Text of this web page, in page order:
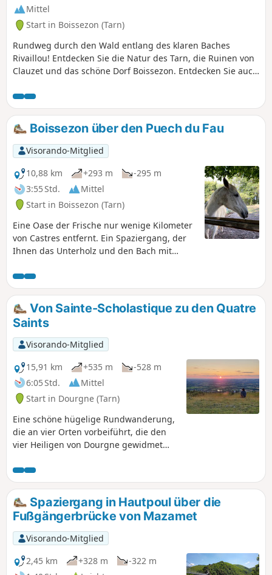
Mittel
Start in Boissezon (Tarn)
Rundweg durch den Wald entlang des klaren Baches
Rivaillou! Entdecken Sie die Natur des Tarn, die Ruinen von
Clauzet und das schöne Dorf Boissezon. Entdecken Sie auch
Boissezon über den Puech du Fau
Visorando-Mitglied
10,88 km
+293 m
-295 m
3:55 Std.
Mittel
Start in Boissezon (Tarn)
Eine Oase der Frische nur wenige Kilometer
von Castres entfernt. Ein Spaziergang, der
Ihnen das Unterholz und den Bach mit
markiert, viele Wege, folgen Sie der
Beschreibung genau. Die App Visorando ist
dabei eine große Hilfe.
Von Sainte-Scholastique zu den Quatre
Saints
Visorando-Mitglied
15,91 km
+535 m
-528 m
6:05 Std.
Mittel
Start in Dourgne (Tarn)
Eine schöne hügelige Rundwanderung,
die an vier Orten vorbeiführt, die den
vier Heiligen von Dourgne gewidmet
Heilquelle, Saint-Stapin, der Riese,
Saint-Chipoli oder Saint-Hippolyte,
Saint-Ferréol und seine Capelette.
Spaziergang in Hautpoul über die
Fußgängerbrücke von Mazamet
Visorando-Mitglied
2,45 km
+328 m
-322 m